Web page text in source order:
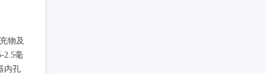
物及
2.5毫
内孔